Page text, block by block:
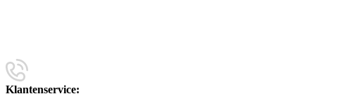
Klantenservice: